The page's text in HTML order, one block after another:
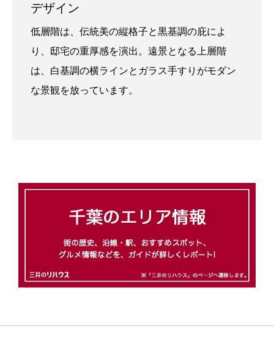
デザイン
低層階は、伝統美の縦格子と黒基調の庇によ
り、邸宅の重厚感を演出。遠景となる上層階
は、白基調の横ラインとガラス手すりがモダン
な景観を放っています。